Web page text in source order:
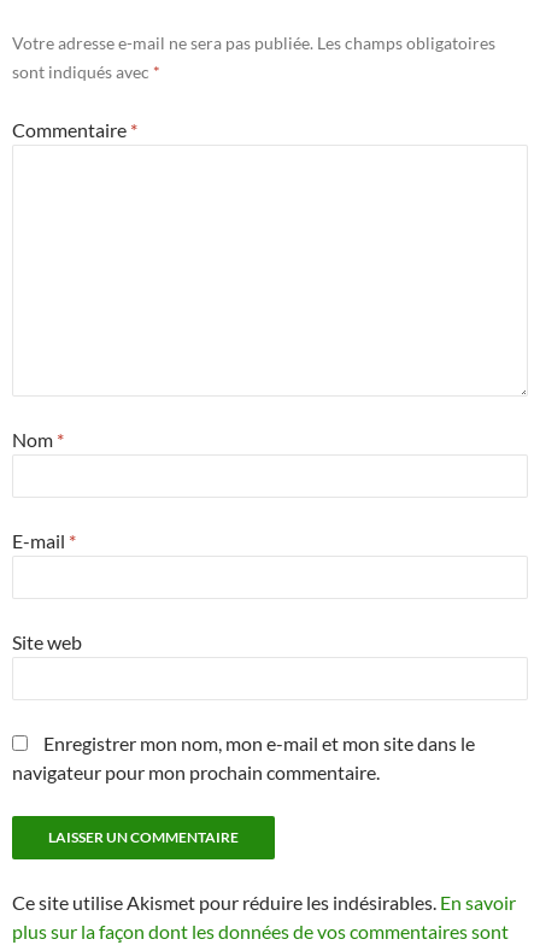
Votre adresse e-mail ne sera pas publiée. Les champs obligatoires
sont indiqués avec *
Commentaire *
Nom *
E-mail *
Site web
Enregistrer mon nom, mon e-mail et mon site dans le
navigateur pour mon prochain commentaire.
Ce site utilise Akismet pour réduire les indésirables. En savoir
plus sur la façon dont les données de vos commentaires sont